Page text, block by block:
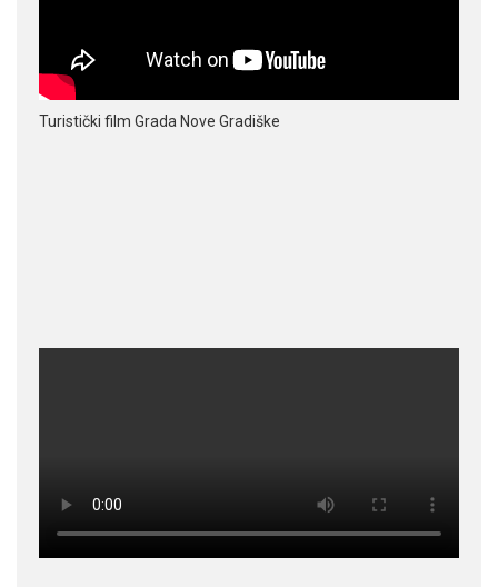
Turistički film Grada Nove Gradiške